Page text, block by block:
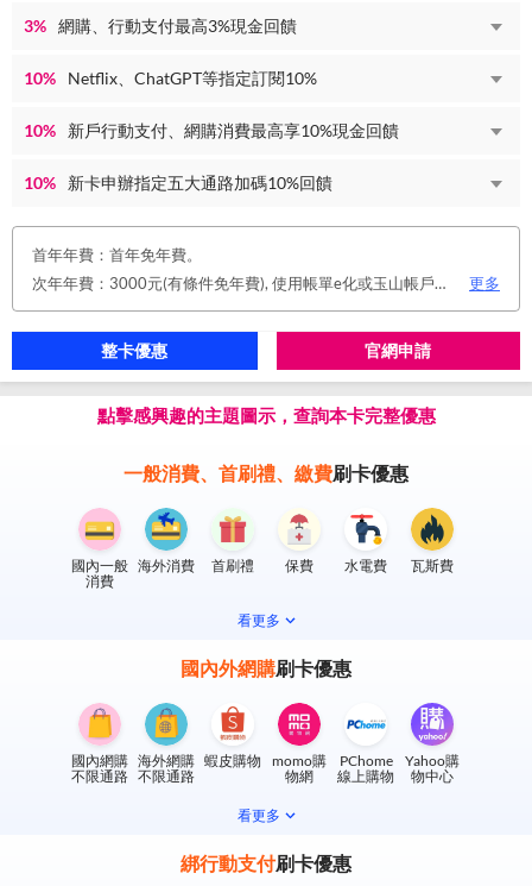
3% 網購、行動支付最高3%現金回饋
10% Netflix、ChatGPT等指定訂閱10%
10% 新戶行動支付、網購消費最高享10%現金回饋
10% 新卡申辦指定五大通路加碼10%回饋
首年年費：首年免年費。
次年年費：3000元(有條件免年費), 使用帳單e化或玉山帳戶自動扣繳信用卡款或任消費一筆享免年費優惠。
更多
整卡優惠 官網申請
點擊感興趣的主題圖示，查詢本卡完整優惠
一般消費、首刷禮、繳費刷卡優惠
國內一般
消費
海外消費 首刷禮 保費 水電費 瓦斯費
看更多
國內外網購刷卡優惠
國內網購
不限通路
海外網購
不限通路
蝦皮購物
momo購
物網
PChome
線上購物
Yahoo購
物中心
看更多
綁行動支付刷卡優惠